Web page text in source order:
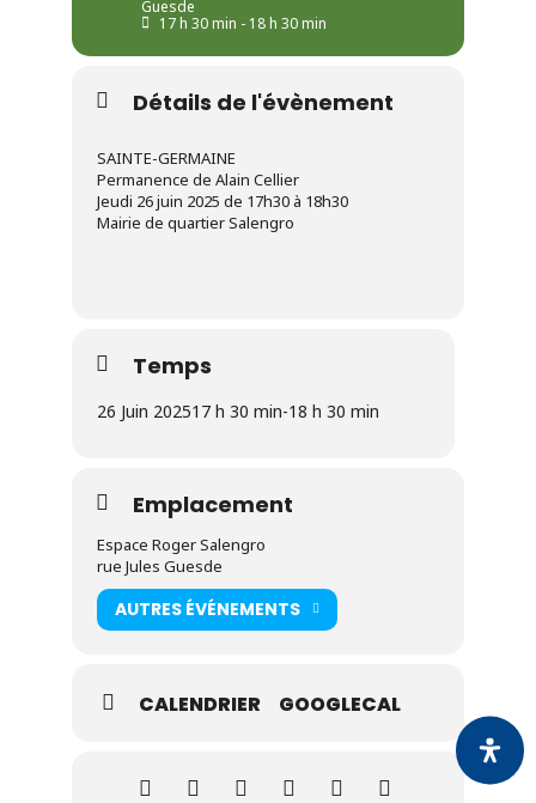
Guesde
17 h 30 min - 18 h 30 min
Détails de l'évènement
SAINTE-GERMAINE
Permanence de Alain Cellier
Jeudi 26 juin 2025 de 17h30 à 18h30
Mairie de quartier Salengro
Temps
26 Juin 202517 h 30 min-18 h 30 min
Emplacement
Espace Roger Salengro
rue Jules Guesde
AUTRES ÉVÉNEMENTS
CALENDRIER GOOGLECAL